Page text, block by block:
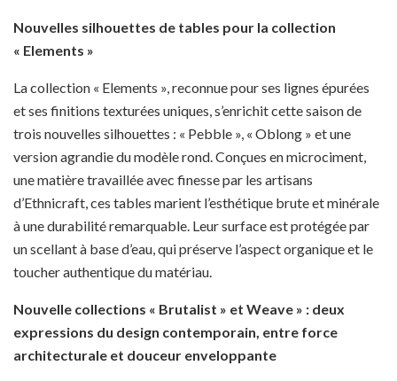
Nouvelles silhouettes de tables pour la collection
« Elements »
La collection « Elements », reconnue pour ses lignes épurées
et ses finitions texturées uniques, s’enrichit cette saison de
trois nouvelles silhouettes : « Pebble », « Oblong » et une
version agrandie du modèle rond. Conçues en microciment,
une matière travaillée avec finesse par les artisans
d’Ethnicraft, ces tables marient l’esthétique brute et minérale
à une durabilité remarquable. Leur surface est protégée par
un scellant à base d’eau, qui préserve l’aspect organique et le
toucher authentique du matériau.
Nouvelle collections « Brutalist » et Weave » : deux
expressions du design contemporain, entre force
architecturale et douceur enveloppante